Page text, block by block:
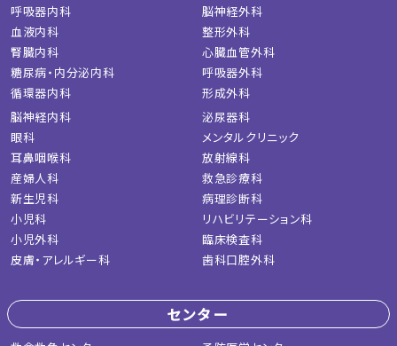
呼吸器内科
血液内科
腎臓内科
糖尿病・内分泌内科
循環器内科
脳神経外科
整形外科
心臓血管外科
呼吸器外科
形成外科
脳神経内科
眼科
耳鼻咽喉科
産婦人科
新生児科
小児科
小児外科
皮膚・アレルギー科
泌尿器科
メンタルクリニック
放射線科
救急診療科
病理診断科
リハビリテーション科
臨床検査科
歯科口腔外科
センター